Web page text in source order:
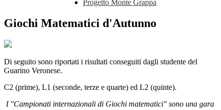
Progetto Monte Grappa
Giochi Matematici d'Autunno
Di seguito sono riportati i risultati conseguiti dagli studente del
Guarino Veronese.
C2 (prime), L1 (seconde, terze e quarte) ed L2 (quinte).
I "Campionati internazionali di Giochi matematici" sono una gara